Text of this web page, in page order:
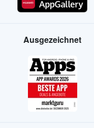
Ausgezeichnet